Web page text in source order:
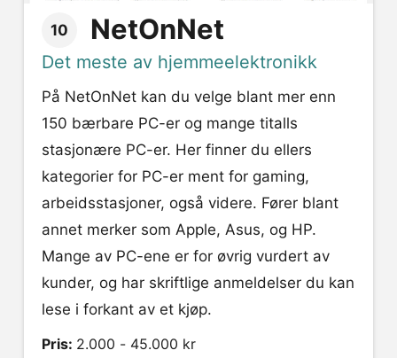
10 NetOnNet
Det meste av hjemmeelektronikk
På NetOnNet kan du velge blant mer enn
150 bærbare PC-er og mange titalls
stasjonære PC-er. Her finner du ellers
kategorier for PC-er ment for gaming,
arbeidsstasjoner, også videre. Fører blant
annet merker som Apple, Asus, og HP.
Mange av PC-ene er for øvrig vurdert av
kunder, og har skriftlige anmeldelser du kan
lese i forkant av et kjøp.
Pris: 2.000 - 45.000 kr